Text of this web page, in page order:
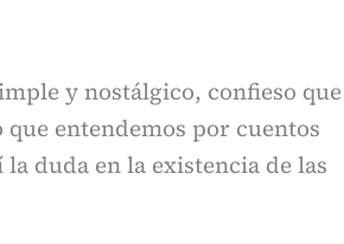
y nostálgico, confieso que
entendemos por cuentos
duda en la existencia de las